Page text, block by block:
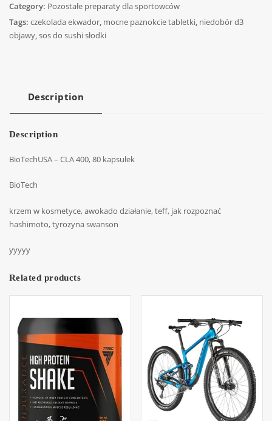
Category: Pozostałe preparaty dla sportowców
Tags: czekolada ekwador, mocne paznokcie tabletki, niedobór d3
objawy,sos do sushi słodki
Description
Description
BioTechUSA – CLA 400, 80 kapsułek
BioTech
krzem w kosmetyce, awokado działanie, teff, jak rozpoznać
hashimoto, tyrozyna swanson
yyyyy
Related products